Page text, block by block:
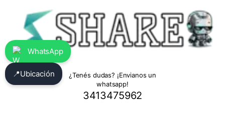
¿Tenés dudas? ¡Envianos un
whatsapp!
3413475962
WhatsApp
📍Ubicación